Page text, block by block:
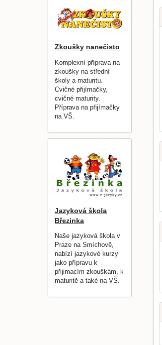
Zkoušky nanečisto
Komplexní příprava na
zkoušky na střední
školy a maturitu.
Cvičné přijímačky,
cvičné maturity.
Příprava na přijímačky
na VŠ.
Jazyková škola
Březinka
Naše jazyková škola v
Praze na Smíchově,
nabízí jazykové kurzy
jako přípravu k
přijimacím zkouškám, k
maturitě a také na VŠ.